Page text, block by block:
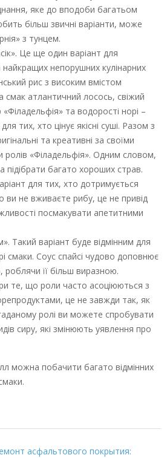
яке до вподоби багатьом
більш звичні варіанти, може
з тунцем.
Це ще один варіант для
непорушних кулінарних
рис з високим вмістом
смак атлантичний лосось, свіжий
та водорості норі –
тих, хто цінує якісні суші. Разом з
та креативні за своїми
ролів «Філадельфія». Одним словом,
багато хороших страв.
для тих, хто дотримується
ви не вживаєте рибу, це не привід
посмакувати апетитними
Такий варіант буде відмінним для
смаки. Соус спайсі чудово доповнює
роблячи її більш виразною.
те, що роли часто асоціюються з
це не завжди так, як
ролі ви можете спробувати
сиру, які змінюють уявлення про
можна побачити багато відмінних
асфальтового покрытия: